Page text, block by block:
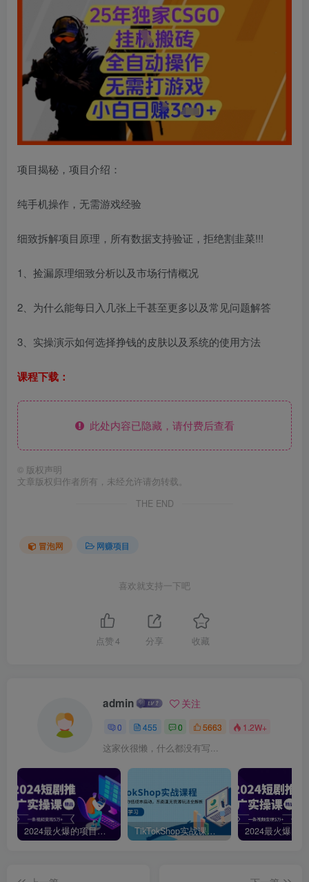
项目揭秘，项目介绍：
纯手机操作，无需游戏经验
细致拆解项目原理，所有数据支持验证，拒绝割韭菜!!!
1、捡漏原理细致分析以及市场行情概况
2、为什么能每日入几张上千甚至更多以及常见问题解答
3、实操演示如何选择挣钱的皮肤以及系统的使用方法
课程下载：
此处内容已隐藏，请付费后查看
© 版权声明
文章版权归作者所有，未经允许请勿转载。
THE END
冒泡网 网赚项目
喜欢就支持一下吧
点赞 4 分享 收藏
admin 关注
0 455 0 5663 1.2W+
这家伙很懒，什么都没有写...
2024最火爆的项目短剧推广实操课，一条视频变现5万+【附软件工具】 TikTokShop实战课程，手把手教你低成本启动，东南亚无货源玩法全解析